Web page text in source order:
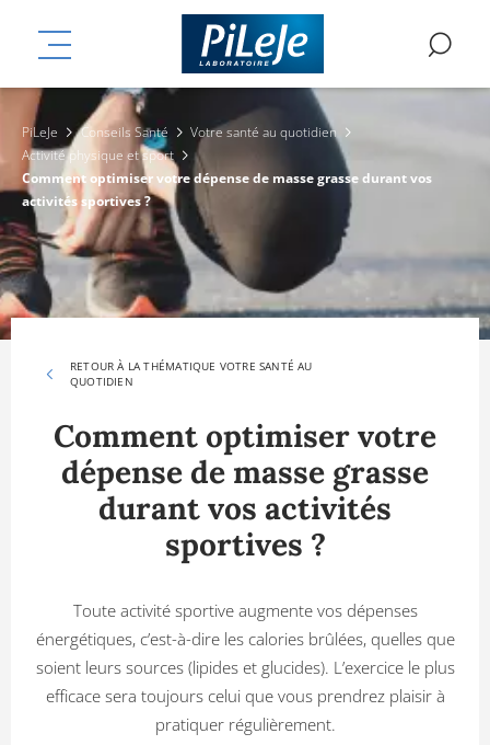
principal
MENU
PiLeJe Conseils Santé
Votre santé au quotidien
Activité physique et sport
Comment optimiser votre dépense de masse grasse durant vos
activités sportives ?
RETOUR À LA THÉMATIQUE VOTRE SANTÉ AU
QUOTIDIEN
Comment optimiser votre
dépense de masse grasse
durant vos activités
sportives ?
Toute activité sportive augmente vos dépenses
énergétiques, c’est-à-dire les calories brûlées, quelles que
soient leurs sources (lipides et glucides). L’exercice le plus
efficace sera toujours celui que vous prendrez plaisir à
pratiquer régulièrement.